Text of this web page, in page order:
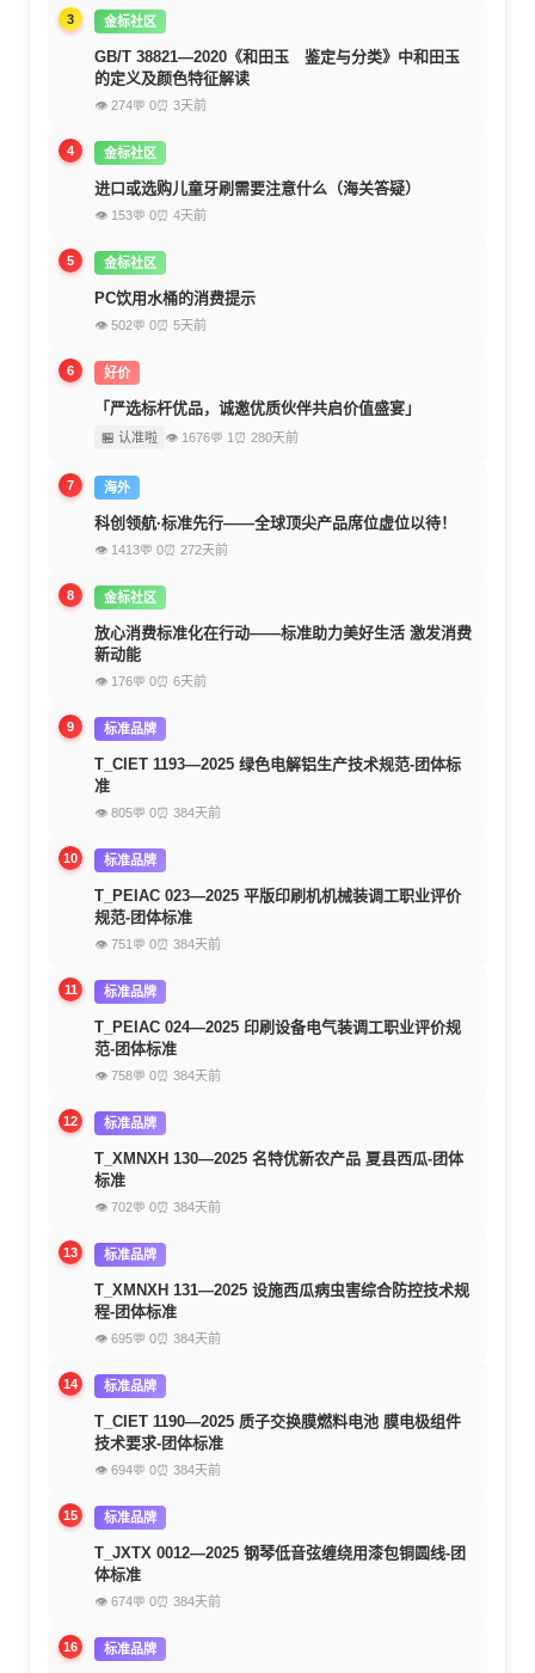
3 金标社区
GB/T 38821—2020《和田玉 鉴定与分类》中和田玉
的定义及颜色特征解读
👁 274💬 0⏰ 3天前
4 金标社区
进口或选购儿童牙刷需要注意什么（海关答疑）
👁 153💬 0⏰ 4天前
5 金标社区
PC饮用水桶的消费提示
👁 502💬 0⏰ 5天前
6 好价
「严选标杆优品，诚邀优质伙伴共启价值盛宴」
🏪 认准啦 👁 1676💬 1 ⏰ 280天前
7 海外
科创领航·标准先行——全球顶尖产品席位虚位以待！
👁 1413💬 0⏰ 272天前
8 金标社区
放心消费标准化在行动——标准助力美好生活 激发消费
新动能
👁 176💬 0⏰ 6天前
9 标准品牌
T_CIET 1193—2025 绿色电解铝生产技术规范-团体标
准
👁 805💬 0⏰ 384天前
10 标准品牌
T_PEIAC 023—2025 平版印刷机机械装调工职业评价
规范-团体标准
👁 751 💬 0⏰ 384天前
11 标准品牌
T_PEIAC 024—2025 印刷设备电气装调工职业评价规
范-团体标准
👁 758💬 0⏰ 384天前
12 标准品牌
T_XMNXH 130—2025 名特优新农产品 夏县西瓜-团体
标准
👁 702💬 0⏰ 384天前
13 标准品牌
T_XMNXH 131—2025 设施西瓜病虫害综合防控技术规
程-团体标准
👁 695💬 0⏰ 384天前
14 标准品牌
T_CIET 1190—2025 质子交换膜燃料电池 膜电极组件
技术要求-团体标准
👁 694💬 0⏰ 384天前
15 标准品牌
T_JXTX 0012—2025 钢琴低音弦缠绕用漆包铜圆线-团
体标准
👁 674💬 0⏰ 384天前
16 标准品牌